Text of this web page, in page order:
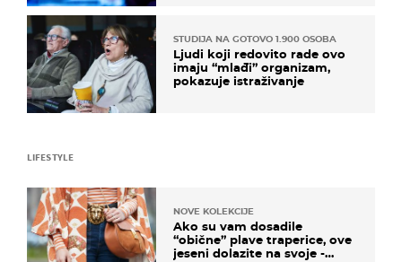
STUDIJA NA GOTOVO 1.900 OSOBA
Ljudi koji redovito rade ovo
imaju “mlađi” organizam,
pokazuje istraživanje
LIFESTYLE
NOVE KOLEKCIJE
Ako su vam dosadile
“obične” plave traperice, ove
jeseni dolazite na svoje -